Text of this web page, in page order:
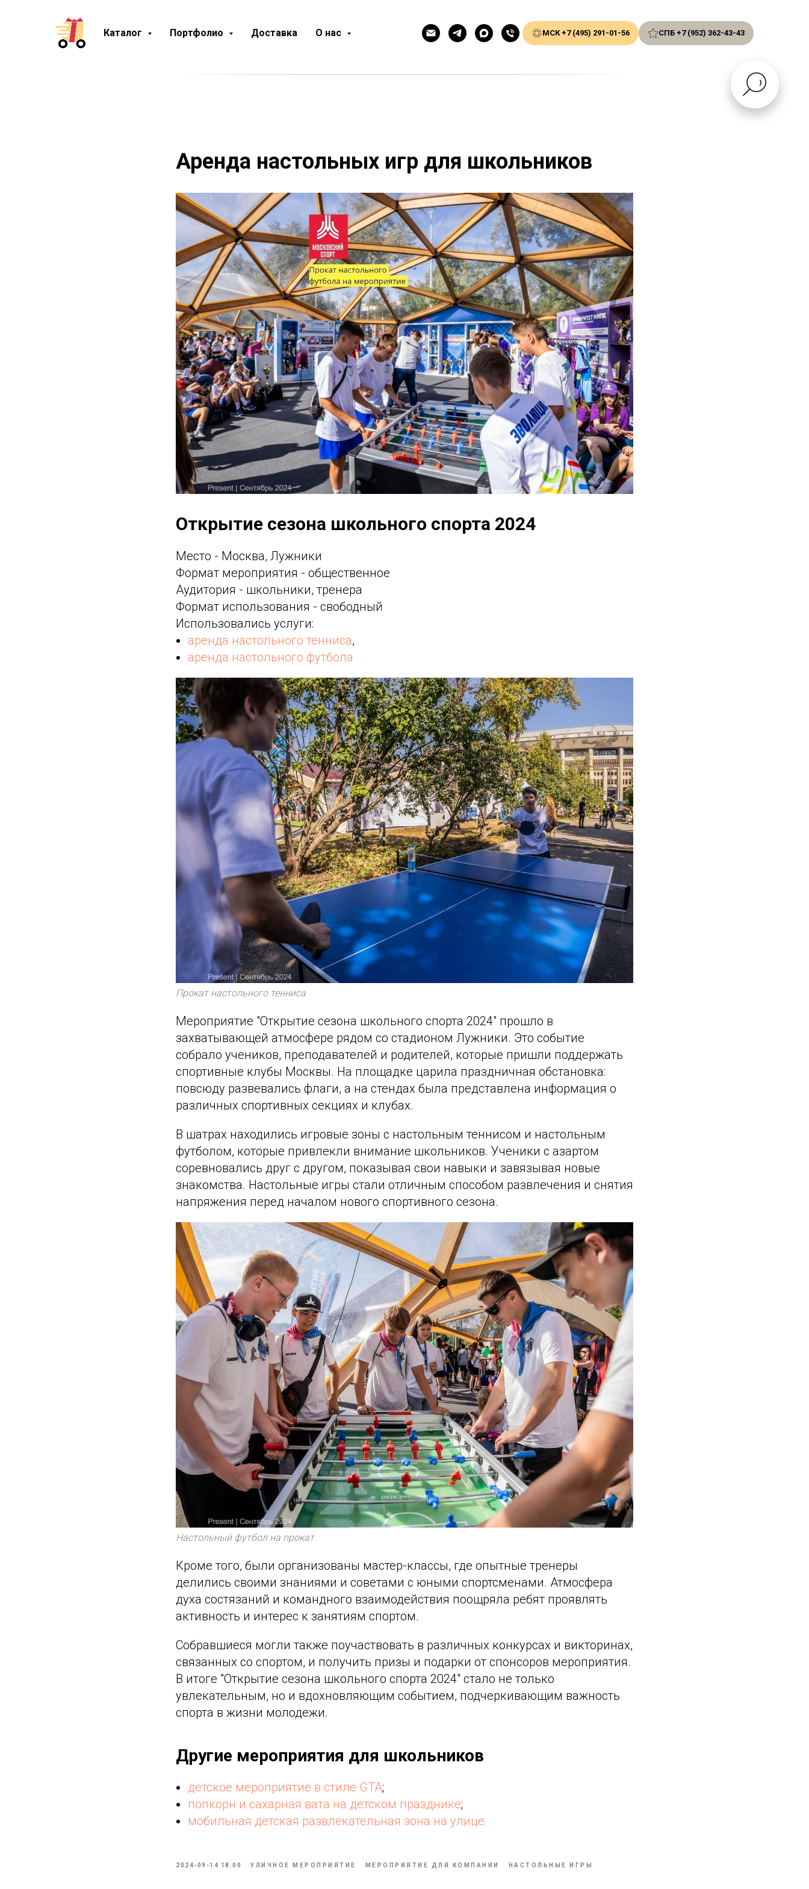
Каталог Портфолио Доставка О нас МСК +7 (495) 291-01-56 СПБ +7 (952) 362-43-43
Аренда настольных игр для школьников
Открытие сезона школьного спорта 2024
Место - Москва, Лужники
Формат мероприятия - общественное
Аудитория - школьники, тренера
Формат использования - свободный
Использовались услуги:
аренда настольного тенниса,
аренда настольного футбола
Прокат настольного тенниса
Мероприятие "Открытие сезона школьного спорта 2024" прошло в
захватывающей атмосфере рядом со стадионом Лужники. Это событие
собрало учеников, преподавателей и родителей, которые пришли поддержать
спортивные клубы Москвы. На площадке царила праздничная обстановка:
повсюду развевались флаги, а на стендах была представлена информация о
различных спортивных секциях и клубах.
В шатрах находились игровые зоны с настольным теннисом и настольным
футболом, которые привлекли внимание школьников. Ученики с азартом
соревновались друг с другом, показывая свои навыки и завязывая новые
знакомства. Настольные игры стали отличным способом развлечения и снятия
напряжения перед началом нового спортивного сезона.
Настольный футбол на прокат
Кроме того, были организованы мастер-классы, где опытные тренеры
делились своими знаниями и советами с юными спортсменами. Атмосфера
духа состязаний и командного взаимодействия поощряла ребят проявлять
активность и интерес к занятиям спортом.
Собравшиеся могли также поучаствовать в различных конкурсах и викторинах,
связанных со спортом, и получить призы и подарки от спонсоров мероприятия.
В итоге "Открытие сезона школьного спорта 2024" стало не только
увлекательным, но и вдохновляющим событием, подчеркивающим важность
спорта в жизни молодежи.
Другие мероприятия для школьников
детское мероприятие в стиле GTA;
попкорн и сахарная вата на детском празднике;
мобильная детская развлекательная зона на улице
2024-09-14 18:00 УЛИЧНОЕ МЕРОПРИЯТИЕ МЕРОПРИЯТИЕ ДЛЯ КОМПАНИИ НАСТОЛЬНЫЕ ИГРЫ